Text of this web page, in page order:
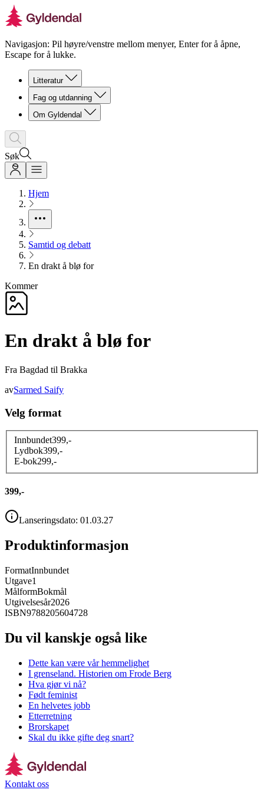
Navigasjon: Pil høyre/venstre mellom menyer, Enter for å åpne,
Escape for å lukke.
Litteratur
Fag og utdanning
Om Gyldendal
Søk
Hjem
Samtid og debatt
En drakt å blø for
Kommer
En drakt å blø for
Fra Bagdad til Brakka
avSarmed Saify
Velg format
Innbundet399,-
Lydbok399,-
E-bok299,-
399,-
Lanseringsdato: 01.03.27
Produktinformasjon
FormatInnbundet
Utgave1
MålformBokmål
Utgivelsesår2026
ISBN9788205604728
Du vil kanskje også like
Dette kan være vår hemmelighet
I grenseland. Historien om Frode Berg
Hva gjør vi nå?
Født feminist
En helvetes jobb
Etterretning
Brorskapet
Skal du ikke gifte deg snart?
Kontakt oss